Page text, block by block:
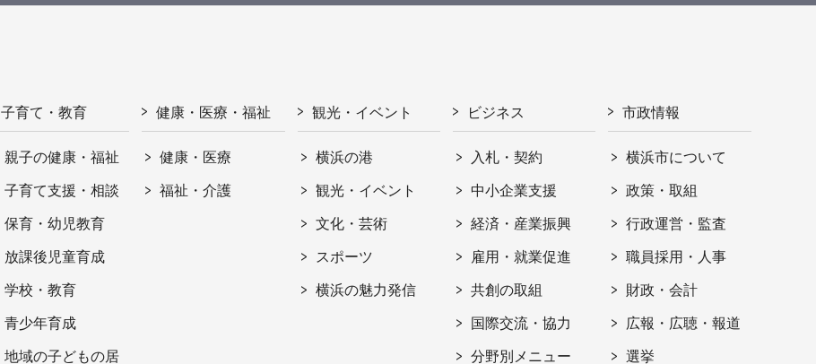
子育て・教育
親子の健康・福祉
子育て支援・相談
保育・幼児教育
放課後児童育成
学校・教育
青少年育成
地域の子どもの居
健康・医療・福祉
健康・医療
福祉・介護
観光・イベント
横浜の港
観光・イベント
文化・芸術
スポーツ
横浜の魅力発信
ビジネス
入札・契約
中小企業支援
経済・産業振興
雇用・就業促進
共創の取組
国際交流・協力
分野別メニュー
市政情報
横浜市について
政策・取組
行政運営・監査
職員採用・人事
財政・会計
広報・広聴・報道
選挙